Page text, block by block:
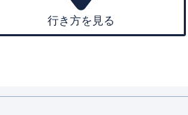
行き方を見る